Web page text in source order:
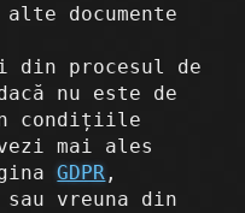
documente
din procesul de
nu este de
condițiile
mai ales
GDPR ,
vreuna din